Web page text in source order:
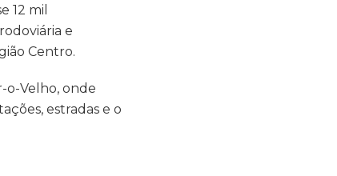
12 mil
e
Centro.
o-Velho, onde
estradas e o